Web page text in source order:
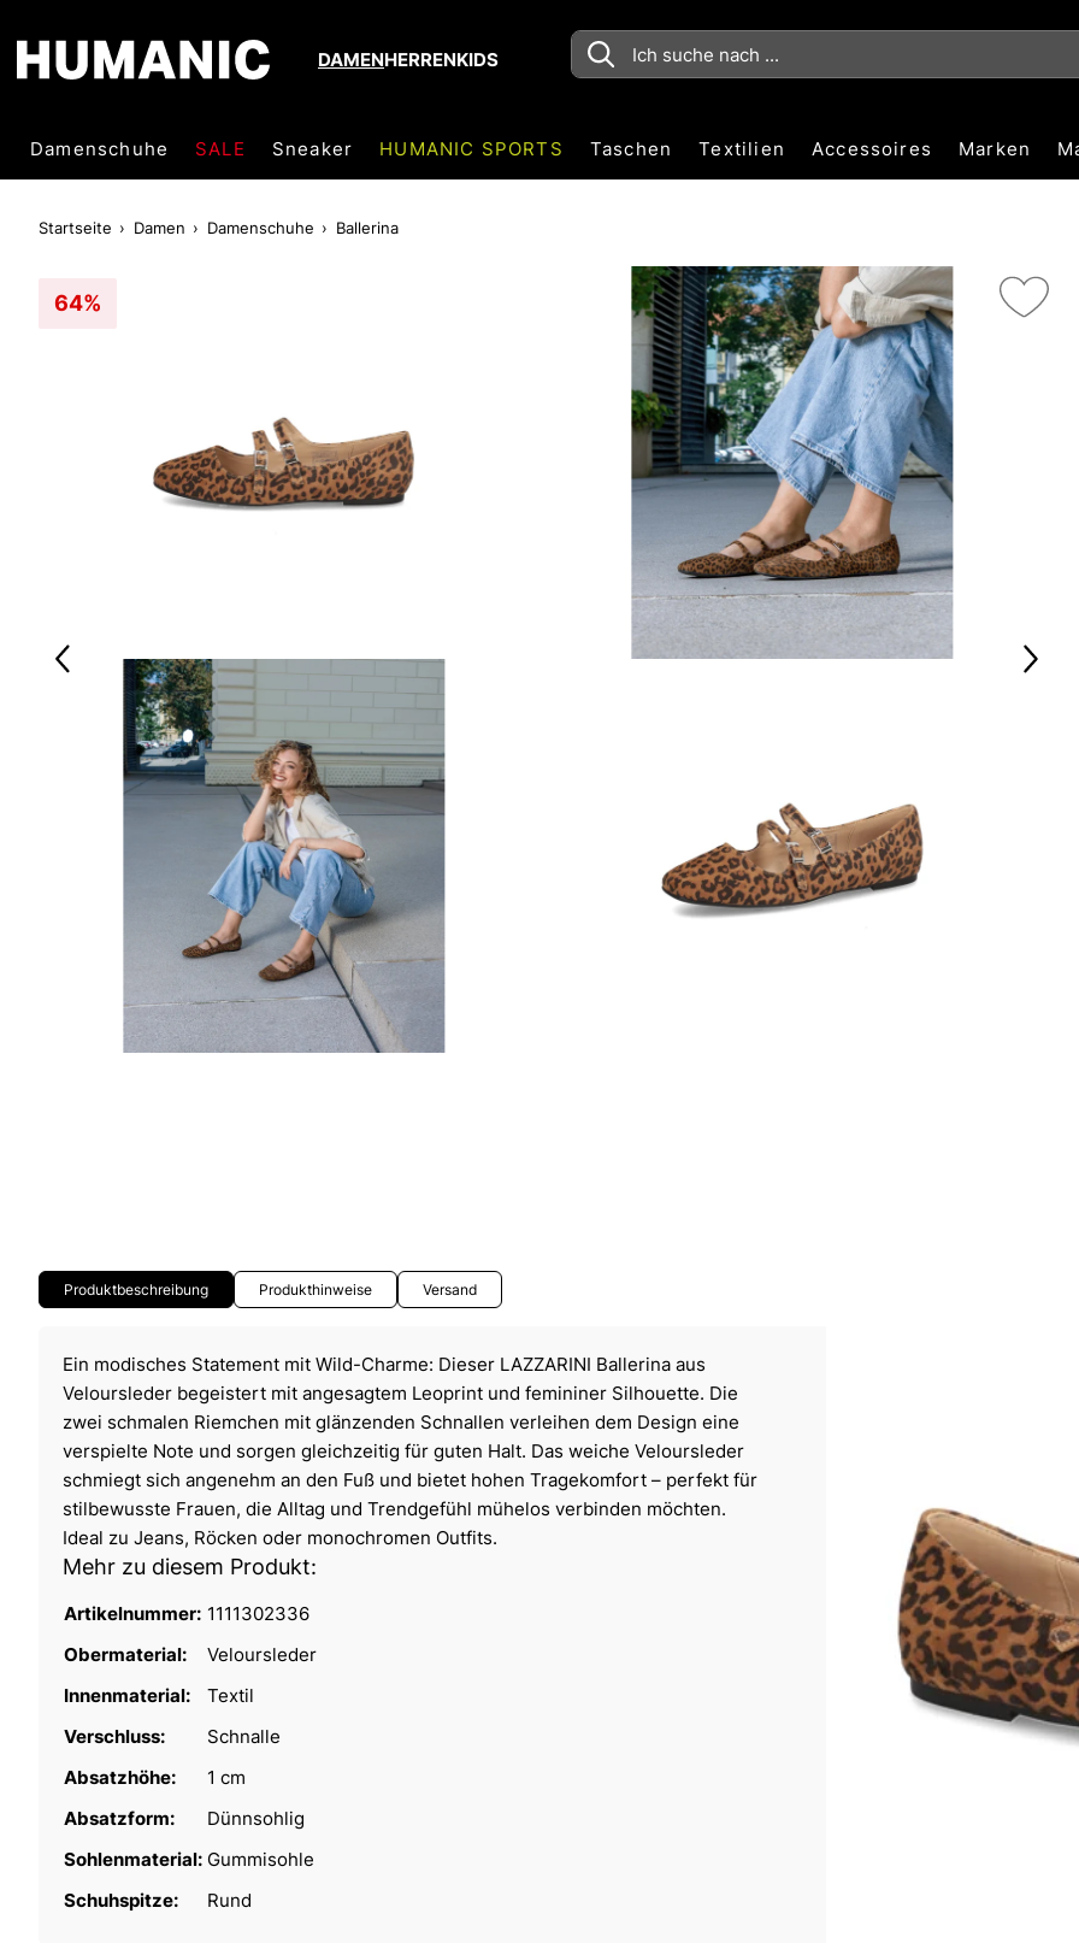
DAMENHERRENKIDS
Damenschuhe SALE Sneaker HUMANIC SPORTS Taschen Textilien Accessoires Marken
Startseite Damen Damenschuhe Ballerina
64%
Produktbeschreibung Produkthinweise Versand
Ein modisches Statement mit Wild-Charme: Dieser LAZZARINI Ballerina aus
Veloursleder begeistert mit angesagtem Leoprint und femininer Silhouette. Die
zwei schmalen Riemchen mit glänzenden Schnallen verleihen dem Design eine
verspielte Note und sorgen gleichzeitig für guten Halt. Das weiche Veloursleder
schmiegt sich angenehm an den Fuß und bietet hohen Tragekomfort – perfekt für
stilbewusste Frauen, die Alltag und Trendgefühl mühelos verbinden möchten.
Ideal zu Jeans, Röcken oder monochromen Outfits.
Mehr zu diesem Produkt:
Artikelnummer: 1111302336
Obermaterial:
Veloursleder
Innenmaterial:
Textil
Verschluss:
Schnalle
Absatzhöhe:
1 cm
Absatzform:
Dünnsohlig
Sohlenmaterial: Gummisohle
Schuhspitze:
Rund